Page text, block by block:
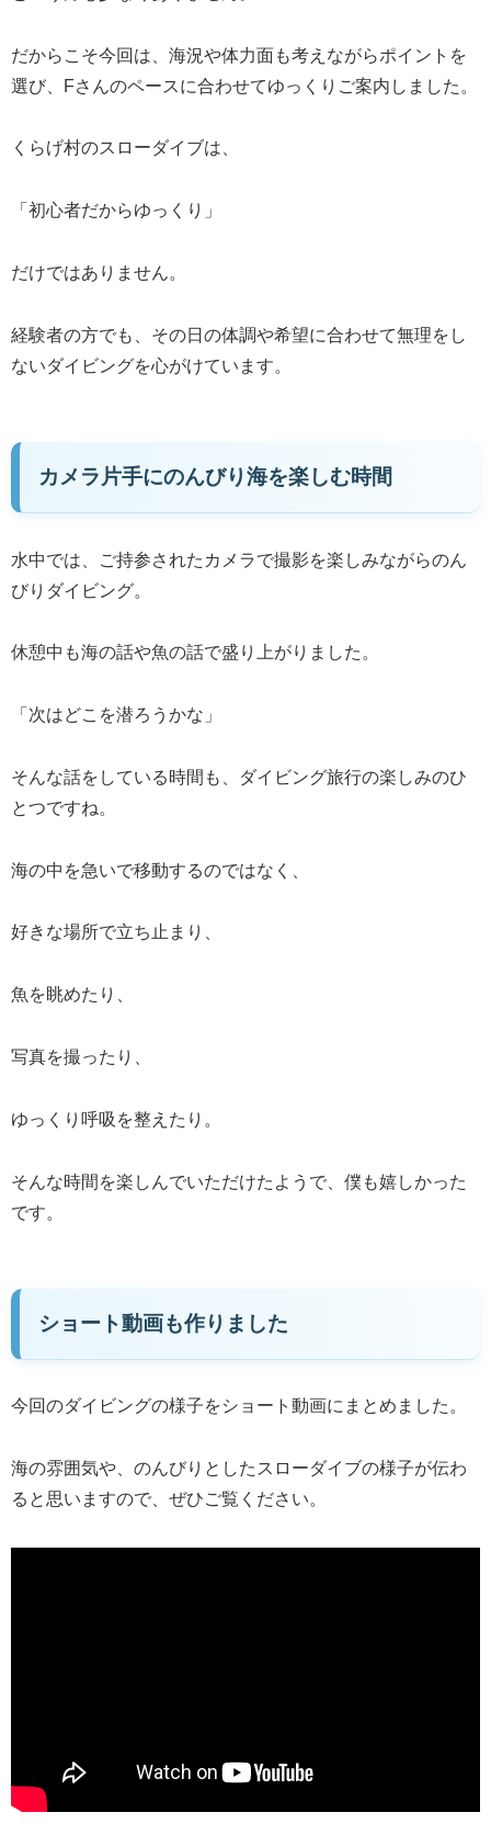
だからこそ今回は、海況や体力面も考えながらポイントを
選び、Fさんのペースに合わせてゆっくりご案内しました。
くらげ村のスローダイブは、
「初心者だからゆっくり」
だけではありません。
経験者の方でも、その日の体調や希望に合わせて無理をし
ないダイビングを心がけています。
カメラ片手にのんびり海を楽しむ時間
水中では、ご持参されたカメラで撮影を楽しみながらのん
びりダイビング。
休憩中も海の話や魚の話で盛り上がりました。
「次はどこを潜ろうかな」
そんな話をしている時間も、ダイビング旅行の楽しみのひ
とつですね。
海の中を急いで移動するのではなく、
好きな場所で立ち止まり、
魚を眺めたり、
写真を撮ったり、
ゆっくり呼吸を整えたり。
そんな時間を楽しんでいただけたようで、僕も嬉しかった
です。
ショート動画も作りました
今回のダイビングの様子をショート動画にまとめました。
海の雰囲気や、のんびりとしたスローダイブの様子が伝わ
ると思いますので、ぜひご覧ください。